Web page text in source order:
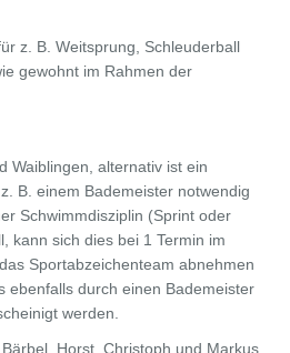
z. B. Weitsprung, Schleuderball
gewohnt im Rahmen der
Waiblingen, alternativ ist ein
B. einem Bademeister notwendig
Schwimmdisziplin (Sprint oder
kann sich dies bei 1 Termin im
Sportabzeichenteam abnehmen
ebenfalls durch einen Bademeister
werden.
Horst, Christoph und Markus